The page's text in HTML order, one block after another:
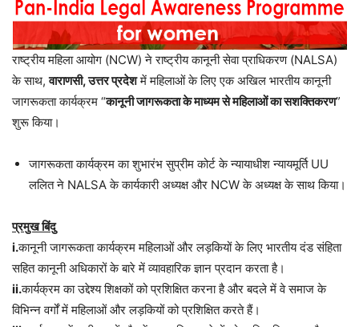
राष्ट्रीय महिला आयोग (NCW) ने राष्ट्रीय कानूनी सेवा प्राधिकरण (NALSA)
के साथ,वाराणसी, उत्तर प्रदेशमें महिलाओं के लिए एक अखिल भारतीय कानूनी
जागरूकता कार्यक्रम “कानूनी जागरूकता के माध्यम से महिलाओं का सशक्तिकरण”
शुरू किया।
जागरूकता कार्यक्रम का शुभारंभ सुप्रीम कोर्ट के न्यायाधीश न्यायमूर्ति UU
ललित ने NALSA के कार्यकारी अध्यक्ष और NCW के अध्यक्ष के साथ किया।
प्रमुख बिंदु
i.कानूनी जागरूकता कार्यक्रम महिलाओं और लड़कियों के लिए भारतीय दंड संहिता
सहित कानूनी अधिकारों के बारे में व्यावहारिक ज्ञान प्रदान करता है।
ii.कार्यक्रम का उद्देश्य शिक्षकों को प्रशिक्षित करना है और बदले में वे समाज के
विभिन्न वर्गों में महिलाओं और लड़कियों को प्रशिक्षित करते हैं।